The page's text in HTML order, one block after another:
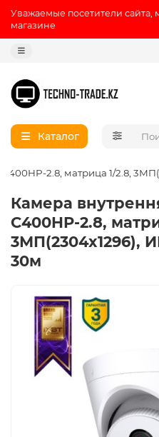
Уважаемые посетители сайта,
магазине
Каталог
2.8, матрица 1/2.8,
Камера
C400HP-2.8,
3МП(2304x1296),
30м